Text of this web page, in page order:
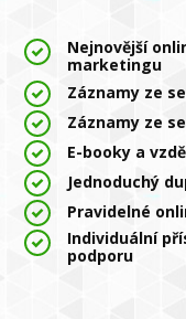
Nejnovější
marketingu
Záznamy ze
Záznamy ze
E-booky a
Jednoduchý
Pravidelné
Individuální
podporu